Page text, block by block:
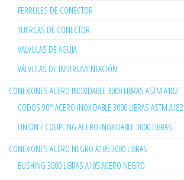
FERRULES DE CONECTOR
TUERCAS DE CONECTOR
VALVULAS DE AGUJA
VÁLVULAS DE INSTRUMENTACIÓN
CONEXIONES ACERO INOXIDABLE 3000 LIBRAS ASTM A182
CODOS 90° ACERO INOXIDABLE 3000 LIBRAS ASTM A182
UNION / COUPLING ACERO INOXIDABLE 3000 LIBRAS
CONEXIONES ACERO NEGRO A105 3000 LIBRAS
BUSHING 3000 LIBRAS A105 ACERO NEGRO